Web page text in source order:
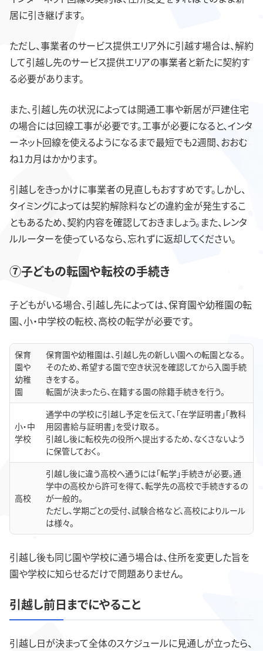
居に引き継げます。
ただし、事業者のサービス提供エリア外に引越す場合は、解約
して引越し先のサービス提供エリアの事業者と新たに契約す
る必要があります。
また、引越し先の状況によっては開通工事や新居が戸建住宅
の場合には回線工事が必要です。工事が必要になると、インタ
ーネット回線を使えるようになるまで最短でも2週間、おおむ
ね1カ月はかかります。
引越しをきっかけに事業者の見直しもおすすめです。しかし、
タイミングによっては契約解除料などの違約金が発生するこ
ともあるため、契約内容を確認しておきましょう。また、レンタ
ルルーターを使っているなら、忘れずに返却してください。
⑦子どもの転園や転校の手続き
子どもがいる場合、引越し先によっては、保育園や幼稚園の転
園、小・中学校の転校、高校の転学が必要です。
保育
園や
幼稚
園
保育園や幼稚園は、引越し先の新しい園への転園となる。
そのため、希望する園で空き状況を確認してから入園手続
きをする。
転園が決まったら、在籍する園の除籍手続きを行う。
小・中
学校
通学中の学校に引越し予定を伝えて、「在学証明書」「教科
用図書給与証明書」を受け取る。
引越し後に転校先の役所へ提出するため、なくさないよう
に保管しておく。
高校
引越し後に違う高校へ通うには「転学」手続きが必要。通
学中の高校から許可を得て、転学先の高校で手続きするの
が一般的。
ただし、学期ごとの受付、試験合格など、高校によりルール
は様々。
引越し後も同じ園や学校に通う場合は、住所を変更した旨を
園や学校に知らせるだけで問題ありません。
引越し前日までにやること
引越し日が決まって全体のスケジュールに見通しが立ったら、